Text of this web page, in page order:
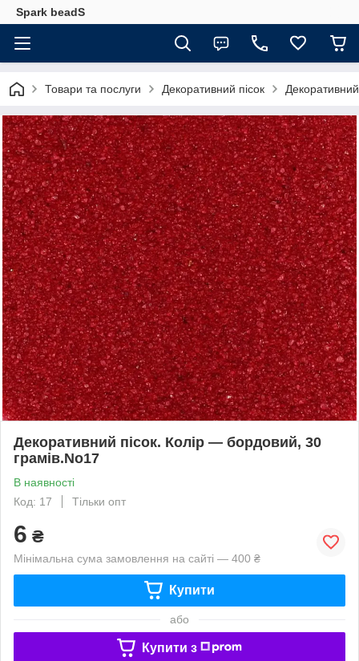
Spark beadS
Товари та послуги Декоративний пісок
Декоративний пісок. Колір — бордовий, 30
грамів.No17
В наявності
Код: 17
Тільки опт
6 ₴
Мінімальна сума замовлення на сайті — 400 ₴
Купити
або
Купити з